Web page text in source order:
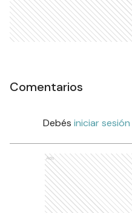
Comentarios
Debés iniciar sesión
Ads